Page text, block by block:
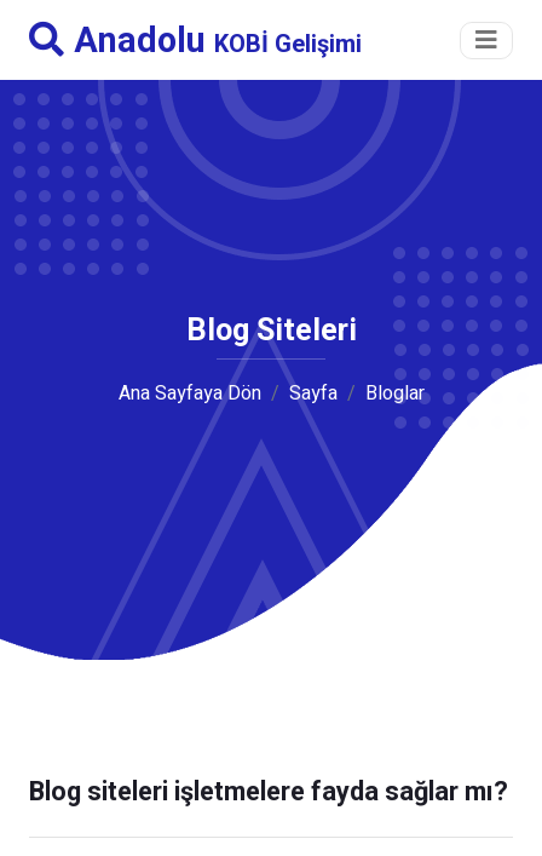
Anadolu KOBİ Gelişimi
Blog Siteleri
Ana Sayfaya Dön Sayfa Bloglar
Blog siteleri işletmelere fayda sağlar mı?